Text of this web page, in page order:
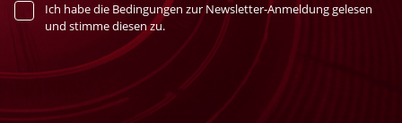
Ich habe die Bedingungen zur Newsletter-Anmeldung gelesen
und stimme diesen zu.